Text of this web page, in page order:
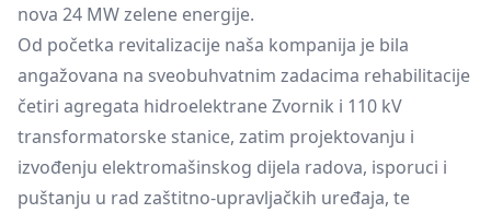
nova 24 MW zelene energije.
Od početka revitalizacije naša kompanija je bila
angažovana na sveobuhvatnim zadacima rehabilitacije
četiri agregata hidroelektrane Zvornik i 110 kV
transformatorske stanice, zatim projektovanju i
izvođenju elektromašinskog dijela radova, isporuci i
puštanju u rad zaštitno-upravljačkih uređaja, te